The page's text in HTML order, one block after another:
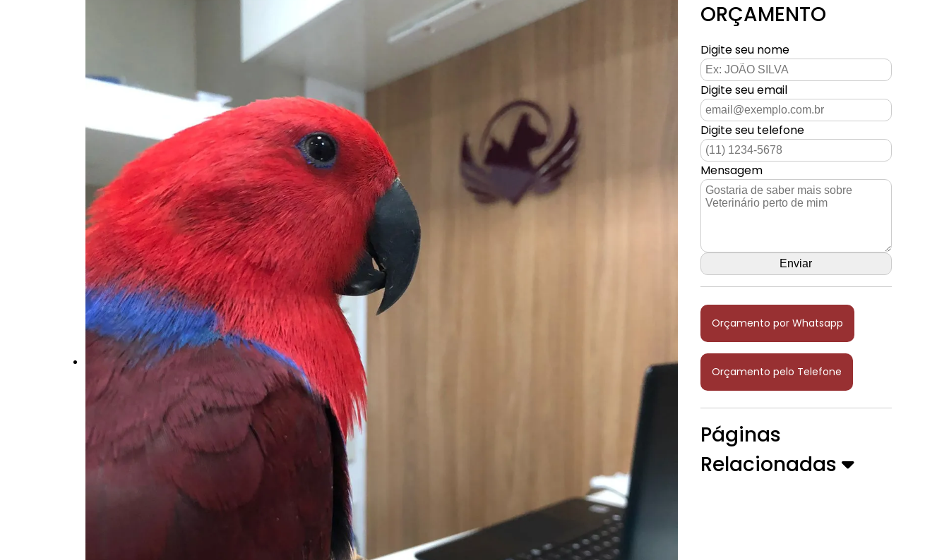
ORÇAMENTO
Digite seu nome
Digite seu email
Digite seu telefone
Mensagem
Orçamento por Whatsapp
Orçamento pelo Telefone
Páginas
Relacionadas